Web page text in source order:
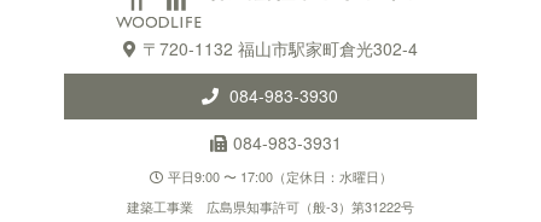
〒720-1132 福山市駅家町倉光302-4
084-983-3930
084-983-3931
平日9:00 〜 17:00（定休日：水曜日）
建築工事業 広島県知事許可（般-3）第31222号